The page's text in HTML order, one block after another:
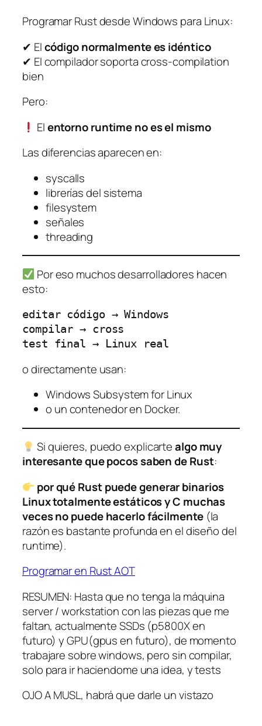
Programar Rust desde Windows para Linux:
✔ Elcódigo normalmente es idéntico
✔ El compilador soporta cross-compilation
bien
Pero:
Elentorno runtime no es el mismo
Las diferencias aparecen en:
syscalls
librerías del sistema
filesystem
señales
threading
Por eso muchos desarrolladores hacen
esto:
editar código → Windows
compilar → cross
test final → Linux real
o directamente usan:
Windows Subsystem for Linux
o un contenedor en Docker.
Si quieres, puedo explicartealgo muy
interesante que pocos saben de Rust:
por qué Rust puede generar binarios
Linux totalmente estáticos y C muchas
veces no puede hacerlo fácilmente(la
razón es bastante profunda en el diseño del
runtime).
Programar en Rust AOT
RESUMEN: Hasta que no tenga la máquina
server / workstation con las piezas que me
faltan, actualmente SSDs (p5800X en
futuro) y GPU(gpus en futuro), de momento
trabajare sobre windows, pero sin compilar,
solo para ir haciendome una idea, y tests
OJO A MUSL, habrá que darle un vistazo